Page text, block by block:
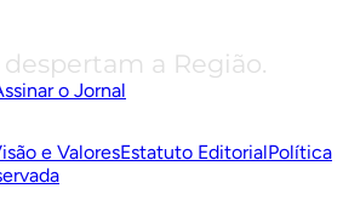
a Região.
o Jornal
e ValoresEstatuto EditorialPolítica